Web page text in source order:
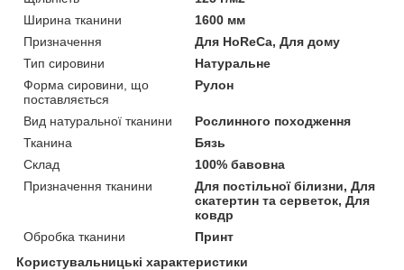
Ширина тканини
1600 мм
Призначення
Для HoReCa, Для дому
Тип сировини
Натуральне
Форма сировини, що
поставляється
Рулон
Вид натуральної тканини
Рослинного походження
Тканина
Бязь
Склад
100% бавовна
Призначення тканини
Для постільної білизни, Для
скатертин та серветок, Для
ковдр
Обробка тканини
Принт
Користувальницькі характеристики